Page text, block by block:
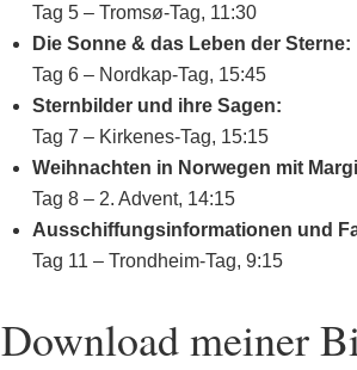
Tag 5 – Tromsø-Tag, 11:30
Die Sonne & das Leben der Sterne:
Tag 6 – Nordkap-Tag, 15:45
Sternbilder und ihre Sagen:
Tag 7 – Kirkenes-Tag, 15:15
Weihnachten in Norwegen mit
Tag 8 – 2. Advent, 14:15
Ausschiffungsinformationen und
Tag 11 – Trondheim-Tag, 9:15
Download meiner